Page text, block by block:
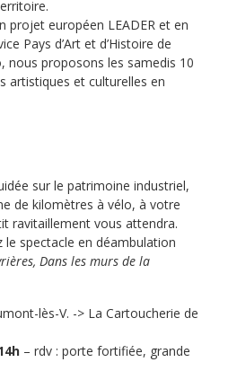
projet européen LEADER et en
Pays d’Art et d’Histoire de
nous proposons les samedis 10
artistiques et culturelles en
sur le patrimoine industriel,
de kilomètres à vélo, à votre
ravitaillement vous attendra.
le spectacle en déambulation
Dans les murs de la
lès-V. -> La Cartoucherie de
– rdv : porte fortifiée, grande